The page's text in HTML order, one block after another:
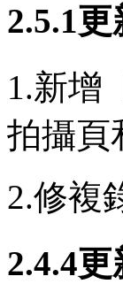
2.5.1更
1.新增
拍攝頁
2.修複
2.4.4更